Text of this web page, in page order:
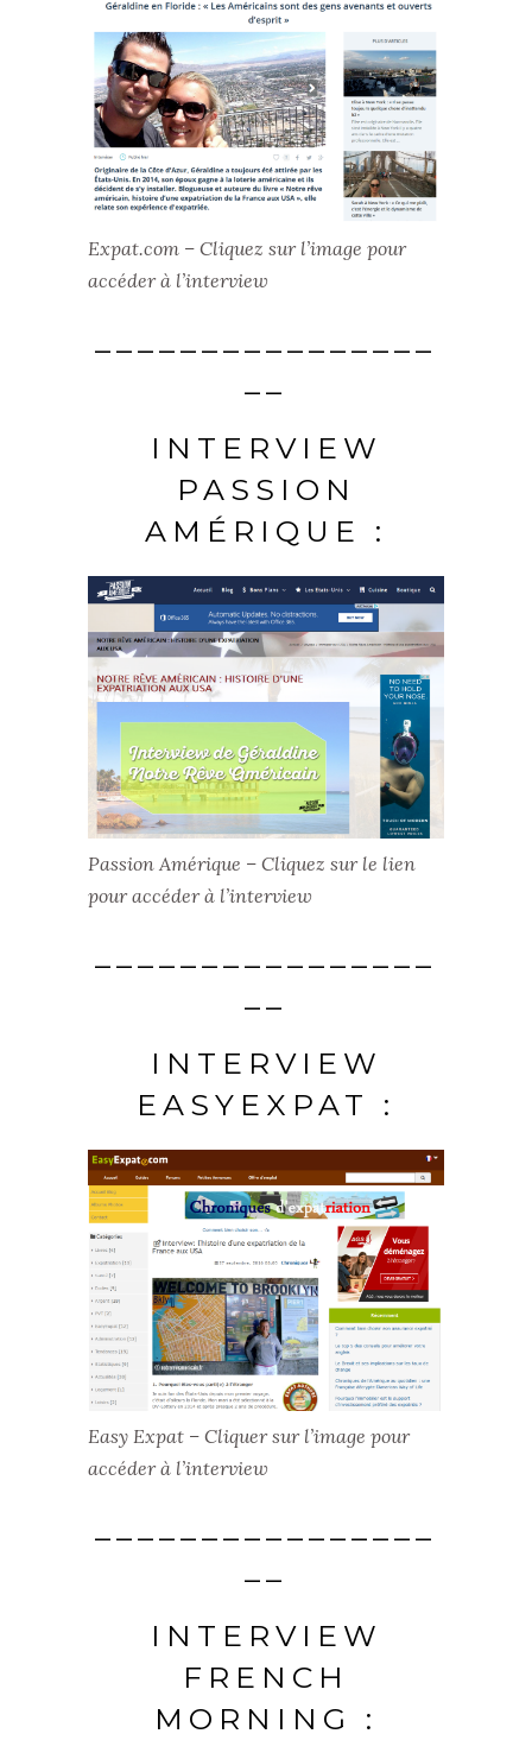
Expat.com – Cliquez sur l’image pour
accéder à l’interview
________________
__
INTERVIEW
PASSION
AMÉRIQUE :
Passion Amérique – Cliquez sur le lien
pour accéder à l’interview
________________
__
INTERVIEW
EASYEXPAT :
Easy Expat – Cliquer sur l’image pour
accéder à l’interview
________________
__
INTERVIEW
FRENCH
MORNING :